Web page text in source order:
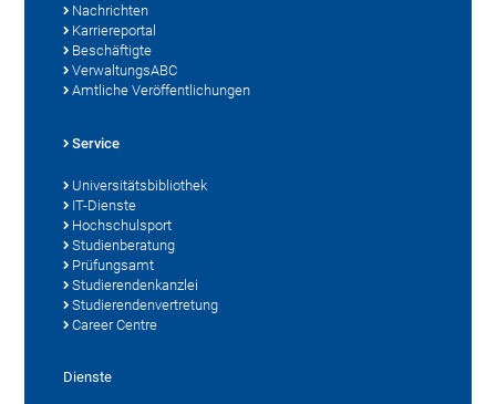
Nachrichten
Karriereportal
Beschäftigte
VerwaltungsABC
Amtliche Veröffentlichungen
Service
Universitätsbibliothek
IT-Dienste
Hochschulsport
Studienberatung
Prüfungsamt
Studierendenkanzlei
Studierendenvertretung
Career Centre
Dienste